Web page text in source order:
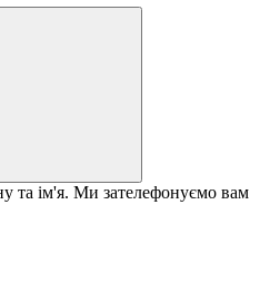
та ім'я. Ми зателефонуємо вам